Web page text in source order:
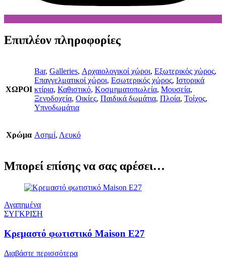
Επιπλέον πληροφορίες
ΧΩΡΟΙ
Bar, Galleries, Αρχαιολογικοί χώροι, Εξωτερικός χώρος,
Επαγγελματικοί χώροι, Εσωτερικός χώρος, Ιστορικά
κτίρια, Καθιστικό, Κοσμηματοπωλεία, Μουσεία,
Ξενοδοχεία, Οικίες, Παιδικά δωμάτια, Πλοία, Τοίχος,
Υπνοδωμάτια
Χρώμα Ασημί, Λευκό
Μπορεί επίσης να σας αρέσει…
Αγαπημένα
ΣΥΓΚΡΙΣΗ
Κρεμαστό φωτιστικό Maison E27
Διαβάστε περισσότερα